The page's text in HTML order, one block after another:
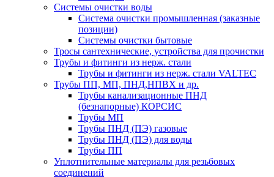
Системы очистки воды
Система очистки промышленная (заказные
позиции)
Системы очистки бытовые
Тросы сантехнические, устройства для прочистки
Трубы и фитинги из нерж. стали
Трубы и фитинги из нерж. стали VALTEC
Трубы ПП, МП, ПНД,НПВХ и др.
Трубы канализационные ПНД
(безнапорные) КОРСИС
Трубы МП
Трубы ПНД (ПЭ) газовые
Трубы ПНД (ПЭ) для воды
Трубы ПП
Уплотнительные материалы для резьбовых
соединений